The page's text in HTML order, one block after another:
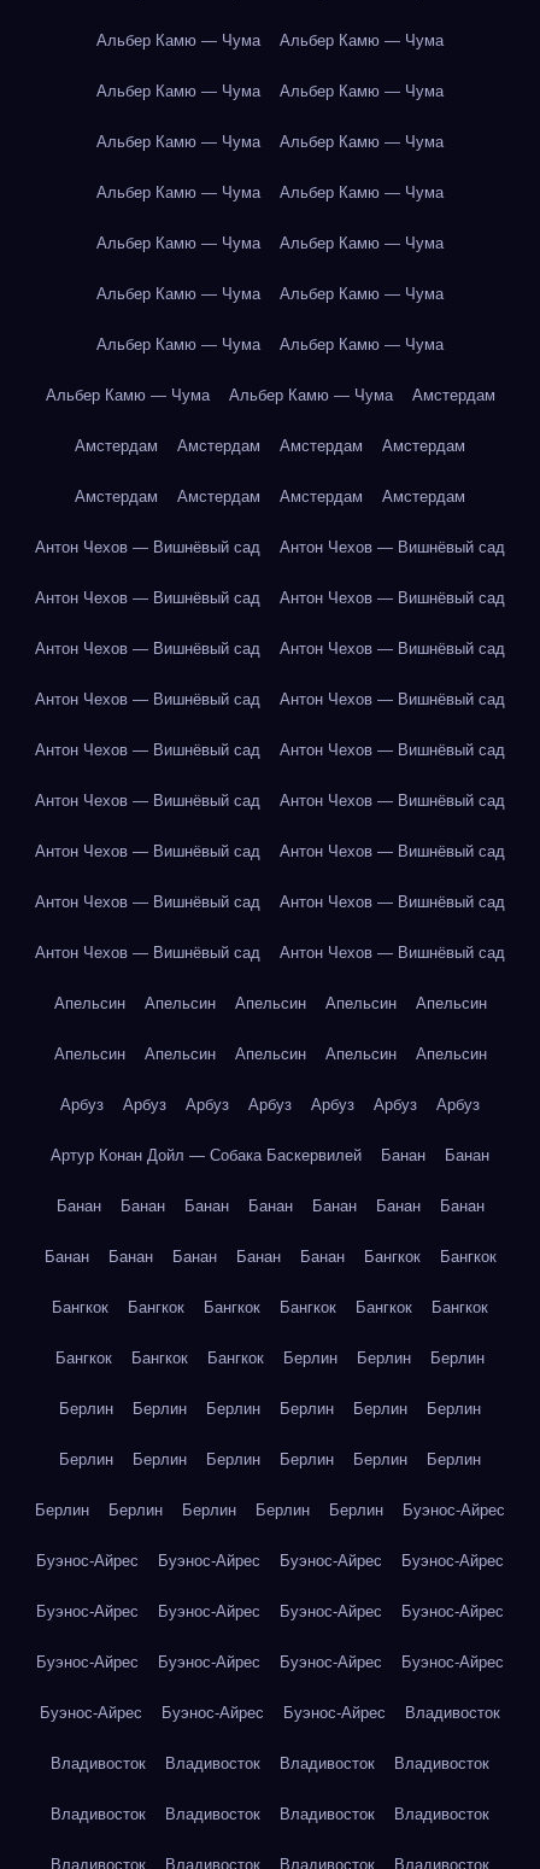
Альбер Камю — Чума Альбер Камю — Чума
Альбер Камю — Чума Альбер Камю — Чума
Альбер Камю — Чума Альбер Камю — Чума
Альбер Камю — Чума Альбер Камю — Чума
Альбер Камю — Чума Альбер Камю — Чума
Альбер Камю — Чума Альбер Камю — Чума
Альбер Камю — Чума Альбер Камю — Чума
Альбер Камю — Чума Альбер Камю — Чума Амстердам
Амстердам Амстердам Амстердам Амстердам
Амстердам Амстердам Амстердам Амстердам
Антон Чехов — Вишнёвый сад Антон Чехов — Вишнёвый сад
Антон Чехов — Вишнёвый сад Антон Чехов — Вишнёвый сад
Антон Чехов — Вишнёвый сад Антон Чехов — Вишнёвый сад
Антон Чехов — Вишнёвый сад Антон Чехов — Вишнёвый сад
Антон Чехов — Вишнёвый сад Антон Чехов — Вишнёвый сад
Антон Чехов — Вишнёвый сад Антон Чехов — Вишнёвый сад
Антон Чехов — Вишнёвый сад Антон Чехов — Вишнёвый сад
Антон Чехов — Вишнёвый сад Антон Чехов — Вишнёвый сад
Антон Чехов — Вишнёвый сад Антон Чехов — Вишнёвый сад
Апельсин Апельсин Апельсин Апельсин Апельсин
Апельсин Апельсин Апельсин Апельсин Апельсин
Арбуз Арбуз Арбуз Арбуз Арбуз Арбуз Арбуз
Артур Конан Дойл — Собака Баскервилей Банан Банан
Банан Банан Банан Банан Банан Банан Банан
Банан Банан Банан Банан Банан Бангкок Бангкок
Бангкок Бангкок Бангкок Бангкок Бангкок Бангкок
Бангкок Бангкок Бангкок Берлин Берлин Берлин
Берлин Берлин Берлин Берлин Берлин Берлин
Берлин Берлин Берлин Берлин Берлин Берлин
Берлин Берлин Берлин Берлин Берлин Буэнос-Айрес
Буэнос-Айрес Буэнос-Айрес Буэнос-Айрес Буэнос-Айрес
Буэнос-Айрес Буэнос-Айрес Буэнос-Айрес Буэнос-Айрес
Буэнос-Айрес Буэнос-Айрес Буэнос-Айрес Буэнос-Айрес
Буэнос-Айрес Буэнос-Айрес Буэнос-Айрес Владивосток
Владивосток Владивосток Владивосток Владивосток
Владивосток Владивосток Владивосток Владивосток
Владивосток Владивосток Владивосток Владивосток